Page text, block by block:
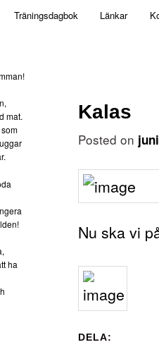
Träningsdagbok Länkar
Kalas
Posted on
Nu ska vi
DELA:
mat.
ha